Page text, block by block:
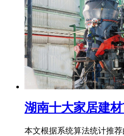
湖南十大家居建
本文根据系统算法统计推